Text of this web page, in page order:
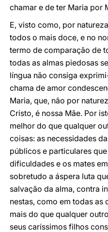
chamar e de ter Maria por
E, visto como, por
todos o mais doce, e no
termo de comparação de
todas as almas piedosas
língua não consiga
chama de amor
Maria, que, não por
Cristo, é nossa Mãe. Por
melhor do que qualquer
coisas: as necessidades
públicos e particulares
dificuldades e os mates
sobretudo a áspera luta
salvação da alma, contra
nestas, como em todas as
mais do que qualquer
seus caríssimos filhos